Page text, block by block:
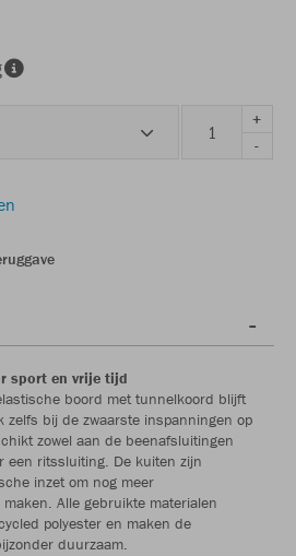
+
-
sport en vrije tijd
boord met tunnelkoord blijft
zelfs bij de zwaarste inspanningen op
zowel aan de beenafsluitingen
een ritssluiting. De kuiten zijn
inzet om nog meer
Alle gebruikte materialen
polyester en maken de
duurzaam.